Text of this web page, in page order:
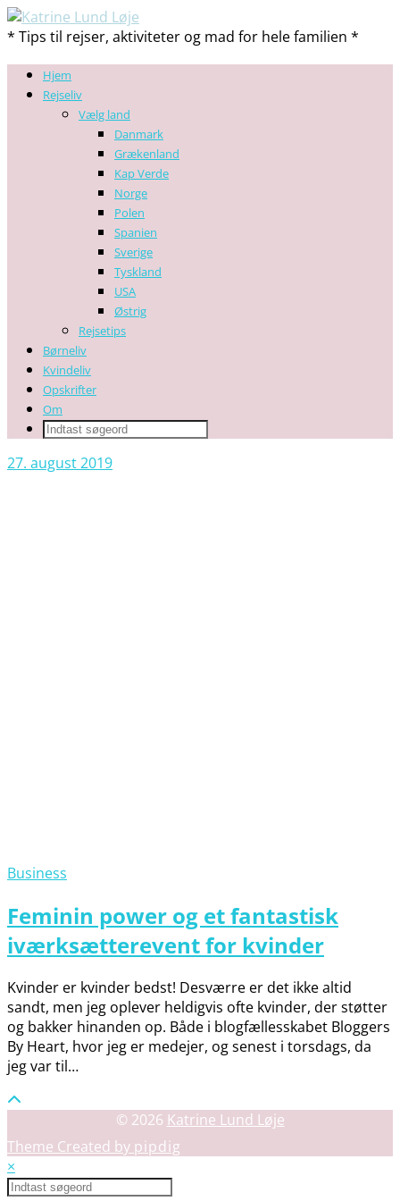
* Tips til rejser, aktiviteter og mad for hele familien *
Hjem
Rejseliv
Vælg land
Danmark
Grækenland
Kap Verde
Norge
Polen
Spanien
Sverige
Tyskland
USA
Østrig
Rejsetips
Børneliv
Kvindeliv
Opskrifter
Om
27. august 2019
Business
Feminin power og et fantastisk
iværksætterevent for kvinder
Kvinder er kvinder bedst! Desværre er det ikke altid
sandt, men jeg oplever heldigvis ofte kvinder, der støtter
og bakker hinanden op. Både i blogfællesskabet Bloggers
By Heart, hvor jeg er medejer, og senest i torsdags, da
jeg var til…
© 2026 Katrine Lund Løje
Theme Created by pipdig
×